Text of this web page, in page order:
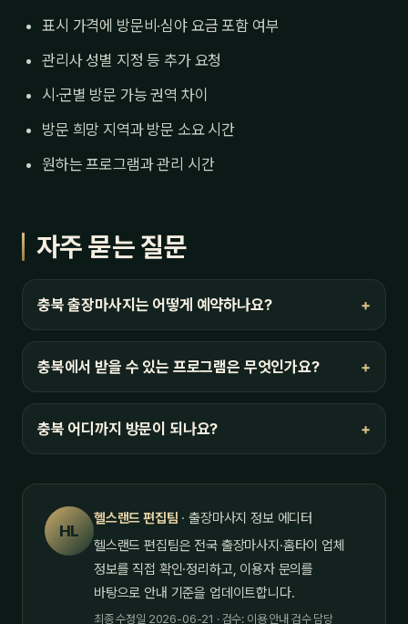
표시 가격에 방문비·심야 요금 포함 여부
관리사 성별 지정 등 추가 요청
시·군별 방문 가능 권역 차이
방문 희망 지역과 방문 소요 시간
원하는 프로그램과 관리 시간
자주 묻는 질문
충북 출장마사지는 어떻게 예약하나요?
충북에서 받을 수 있는 프로그램은 무엇인가요?
충북 어디까지 방문이 되나요?
HL
헬스랜드 편집팀 · 출장마사지 정보 에디터
헬스랜드 편집팀은 전국 출장마사지·홈타이 업체
정보를 직접 확인·정리하고, 이용자 문의를
바탕으로 안내 기준을 업데이트합니다.
최종 수정일 2026-06-21 · 검수: 이용 안내 검수 담당